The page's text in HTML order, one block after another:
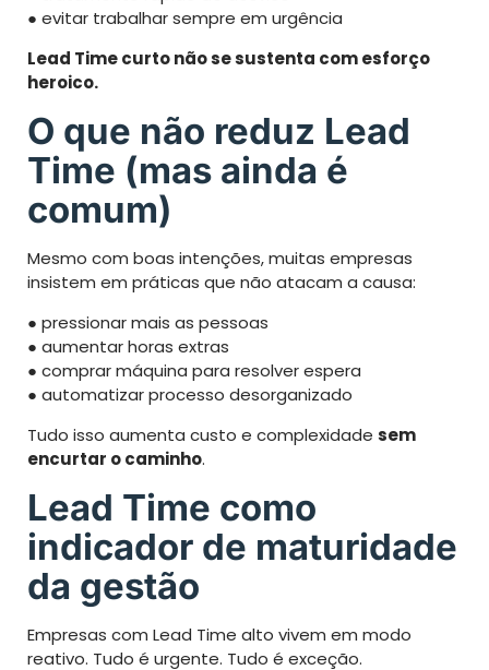
● evitar trabalhar sempre em urgência
Lead Time curto não se sustenta com esforço
heroico.
O que não reduz Lead
Time (mas ainda é
comum)
Mesmo com boas intenções, muitas empresas
insistem em práticas que não atacam a causa:
● pressionar mais as pessoas
● aumentar horas extras
● comprar máquina para resolver espera
● automatizar processo desorganizado
Tudo isso aumenta custo e complexidade sem
encurtar o caminho.
Lead Time como
indicador de maturidade
da gestão
Empresas com Lead Time alto vivem em modo
reativo. Tudo é urgente. Tudo é exceção.